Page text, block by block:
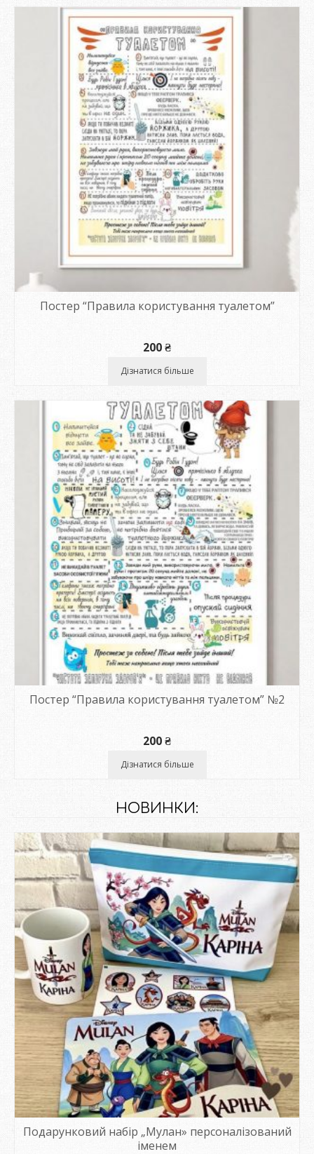
Постер “Правила користування туалетом”
200₴
Дізнатися більше
Постер “Правила користування туалетом” №2
200₴
Дізнатися більше
НОВИНКИ:
Подарунковий набір „Мулан» персоналізований
іменем